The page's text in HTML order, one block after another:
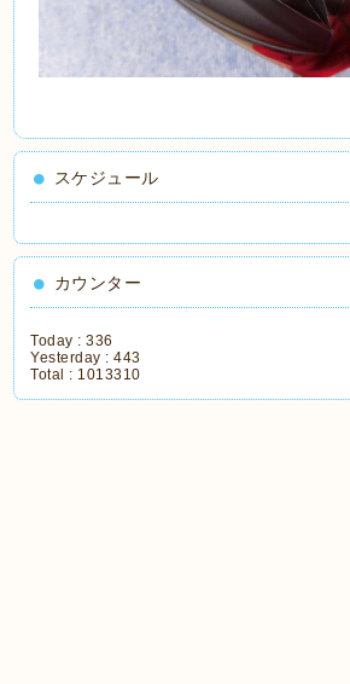
スケジュール
カウンター
Today :336
Yesterday :443
Total : 1013310